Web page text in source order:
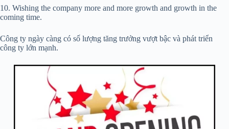
10. Wishing the company more and more growth and growth in the
coming time.
Công ty ngày càng có số lượng tăng trưởng vượt bậc và phát triển
công ty lớn mạnh.